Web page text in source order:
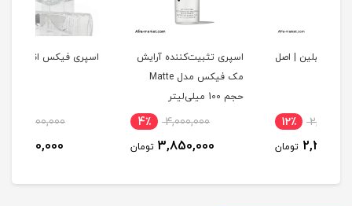
اسپری تثبیت‌کننده آرایش
مک فیکس مدل Matte
4٪
3,850,000 تومان
اسپری فیکس انگلوت
12٪
تومان